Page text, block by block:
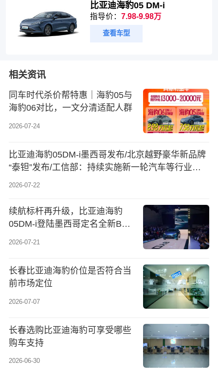
比亚迪海豹05 DM-i
指导价：7.98-9.98万
查看车型
相关资讯
同车时代杀价帮特惠｜海豹05与
海豹06对比，一文分清适配人群
2026-07-24
比亚迪海豹05DM-i墨西哥发布/北京越野豪华新品牌
“泰钽”发布/工信部：持续实施新一轮汽车等行业稳
增长工作方案
2026-07-22
续航标杆再升级，比亚迪海豹
05DM-i登陆墨西哥定名全新BYD
2026-07-21
长春比亚迪海豹价位是否符合当
前市场定位
2026-07-07
长春选购比亚迪海豹可享受哪些
购车支持
2026-06-30